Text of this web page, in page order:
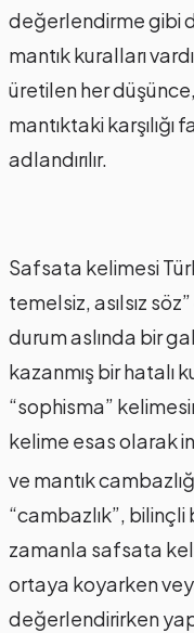
değerlendirme gibi
mantık kuralları
üretilen her
mantıktaki
adlandırılır.
Safsata kelimesi
temelsiz, asılsız
durum aslında bir
kazanmış bir hatalı
“sophisma”
kelime esas olarak
ve mantık
“cambazlık”,
zamanla safsata
ortaya koyarken
değerlendirirken